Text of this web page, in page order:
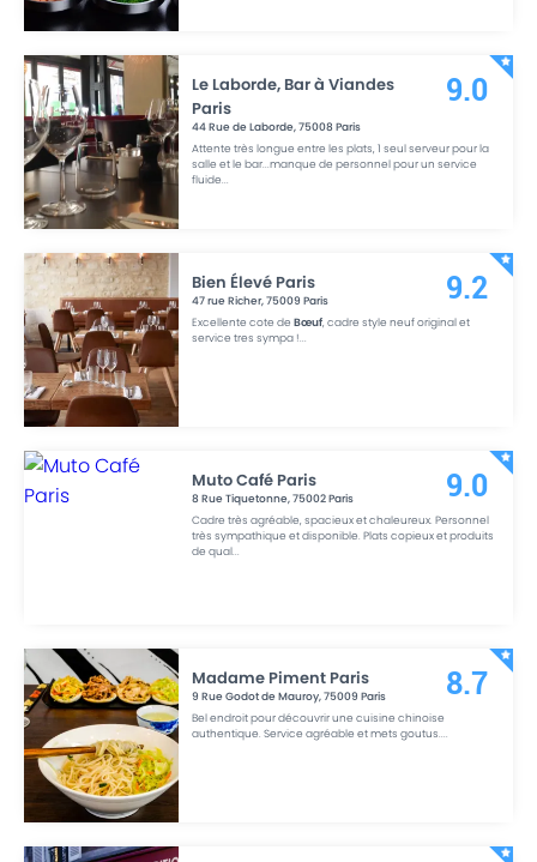
Le Laborde, Bar à Viandes
Paris
44 Rue de Laborde,75008 Paris
Attente très longue entre les plats, 1 seul serveur pour la
salle et le bar...manque de personnel pour un service
fluide...
9.0
Bien Élevé Paris
47 rue Richer,75009 Paris
Excellente cote deBœuf, cadre style neuf original et
service tres sympa !...
9.2
Muto Café Paris
8 Rue Tiquetonne,75002Paris
Cadre très agréable, spacieux et chaleureux. Personnel
très sympathique et disponible. Plats copieux et produits
de qual...
9.0
Madame Piment Paris
9 Rue Godot de Mauroy,75009 Paris
Bel endroit pour découvrir une cuisine chinoise
authentique. Service agréable et mets goutus....
8.7